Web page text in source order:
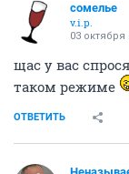
сомелье
v.i.p.
03 октября
щас у вас
таком режиме
ОТВЕТИТЬ